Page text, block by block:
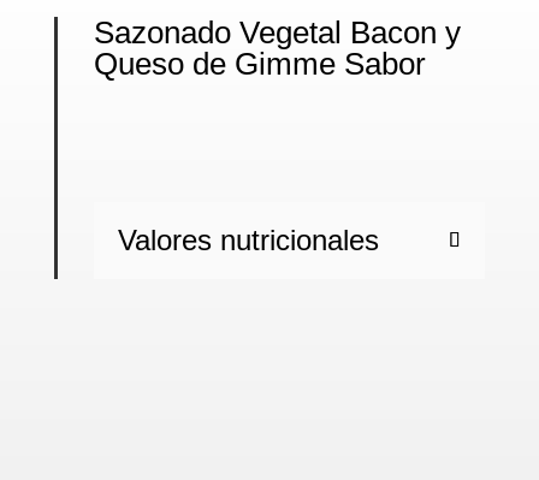
Sazonado Vegetal Bacon y
Queso de Gimme Sabor
Valores nutricionales